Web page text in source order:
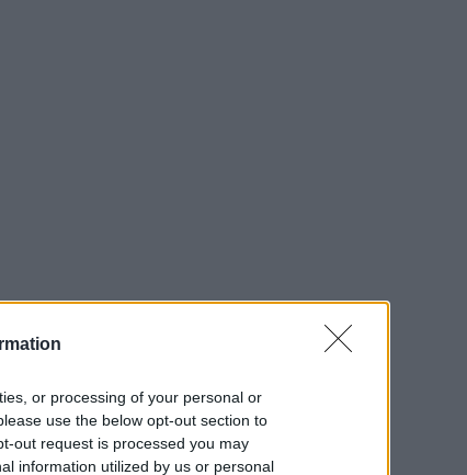
or processing of your personal or
use the below opt-out section to
out request is processed you may
information utilized by us or personal